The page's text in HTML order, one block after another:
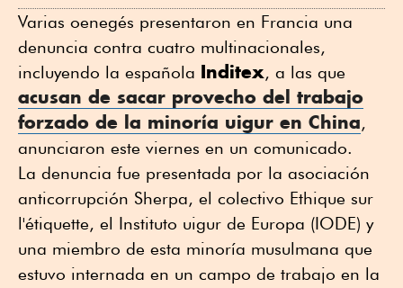
Varias oenegés presentaron en Francia una
denuncia contra cuatro multinacionales,
incluyendo la española Inditex, a las que
acusan de sacar provecho del trabajo
forzado de la minoría uigur en China,
anunciaron este viernes en un comunicado.
La denuncia fue presentada por la asociación
anticorrupción Sherpa, el colectivo Ethique sur
l'étiquette, el Instituto uigur de Europa (IODE) y
una miembro de esta minoría musulmana que
estuvo internada en un campo de trabajo en la